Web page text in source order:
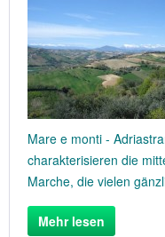
Mare e monti -
charakterisieren die
Marche, die vielen
Mehr lesen